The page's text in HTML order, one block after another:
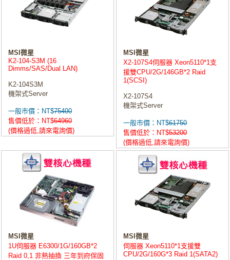
MSI微星
K2-104-S3M (16
Dimms/SAS/Dual LAN)
K2-104S3M
機架式Server
一般市價：NT$75400
售價低於：NT$64960
(價格過低,請來電詢價)
MSI微星
X2-107S4伺服器 Xeon5110*1支
援雙CPU/2G/146GB*2 Raid
1(SCSI)
X2-107S4
機架式Server
一般市價：NT$61750
售價低於：NT$53200
(價格過低,請來電詢價)
MSI微星
1U伺服器 E6300/1G/160GB*2
Raid 0,1 非熱抽換 三年到府保固
MSI微星
伺服器 Xeon5110*1支援雙
CPU/2G/160G*3 Raid 1(SATA2)